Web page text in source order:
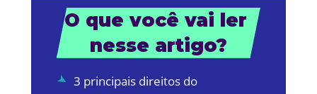
O que você vai ler
nesse artigo?
3 principais direitos do